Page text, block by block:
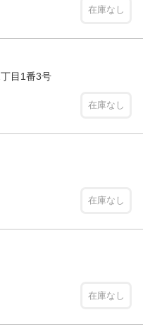
在庫なし
目1番3号
在庫なし
在庫なし
在庫なし